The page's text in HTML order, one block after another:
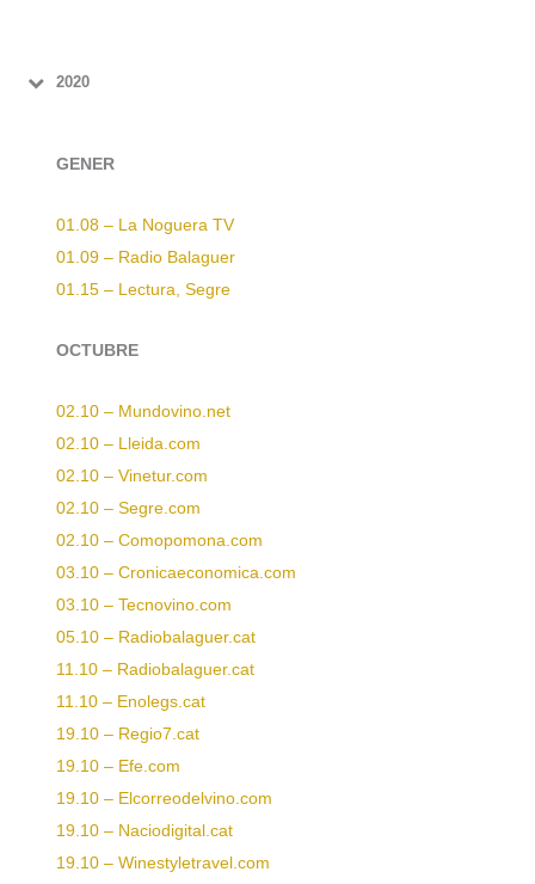
2020
GENER
01.08 – La Noguera TV
01.09 – Radio Balaguer
01.15 – Lectura, Segre
OCTUBRE
02.10 – Mundovino.net
02.10 – Lleida.com
02.10 – Vinetur.com
02.10 – Segre.com
02.10 – Comopomona.com
03.10 – Cronicaeconomica.com
03.10 – Tecnovino.com
05.10 – Radiobalaguer.cat
11.10 – Radiobalaguer.cat
11.10 – Enolegs.cat
19 .10 – Regio7.cat
19.10 – Efe.com
19.10 – Elcorreodelvino.com
19.10 – Naciodigital.cat
19.10 – Winestyletravel.com